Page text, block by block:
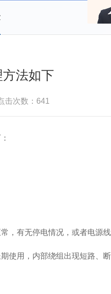
法如下
击次数：641
有无停电情况，或者电源线
用，内部绕组出现短路、断